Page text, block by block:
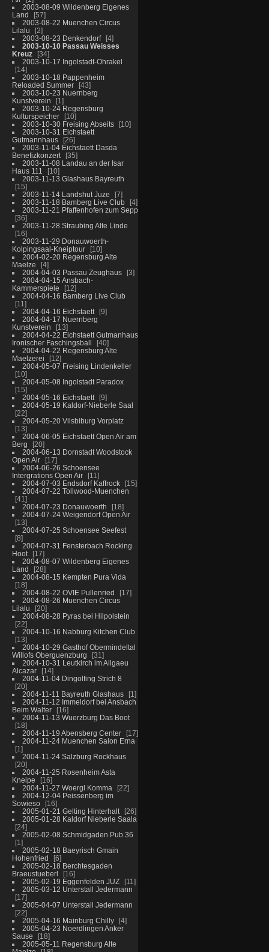
2003-08-09 Wildenberg Eigenes
Land
57
2003-08-22 Muenchen Circus
Lilalu
2
2003-08-23 Denkendorf
4
2003-10-10 Passau Weisses
Kreuz
34
2003-10-17 Ingolstadt-Ohrakel
14
2003-10-18 Pappenheim
Reloaded Summer
43
2003-10-23 Nuernberg
Kunstverein
1
2003-10-24 Regensburg
Kulturspeicher
10
2003-10-30 Freising Abseits
10
2003-10-31 Eichstaett
Gutmannhaus
26
2003-11-04 Eichstaett Dasda
Benefizkonzert
35
2003-11-08 Landau an der Isar
Haus 111
10
2003-11-13 Glashaus Bayreuth
15
2003-11-14 Landshut Juze
7
2003-11-18 Bamberg Live Club
4
2003-11-21 Pfaffenhofen zum Sepp
36
2003-11-28 Straubing Alte Linde
16
2003-11-29 Donauwoerth-
Kolpingsaal-Kneiptour
10
2004-02-20 Regensburg Alte
Maelze
4
2004-04-03 Passau Zeughaus
3
2004-04-15 Ansbach-
Kammerspiele
12
2004-04-16 Bamberg Live Club
11
2004-04-16 Eichstaett
9
2004-04-17 Nuernberg
Kunstverein
13
2004-04-22 Eichstaett Gutmanhaus
Ironischer Faschingsball
40
2004-04-22 Regensburg Alte
Maelzerei
12
2004-05-07 Freising Lindenkeller
10
2004-05-08 Ingolstadt Paradox
15
2004-05-16 Eichstaett
9
2004-05-19 Kaldorf-Nieberle Saal
22
2004-05-20 Vilsbiburg Vorplatz
13
2004-06-05 Eichstaett Open Air am
Berg
20
2004-06-13 Dornstadt Woodstock
Open Air
17
2004-06-26 Schoensee
Intergrations Open Air
11
2004-07-03 Endsdorf Kaffrock
15
2004-07-22 Tollwood-Muenchen
41
2004-07-23 Donauwoerth
18
2004-07-24 Weigendorf Open Air
13
2004-07-25 Schoensee Seefest
8
2004-07-31 Fensterbach Rocking
Hoot
17
2004-08-07 Wildenberg Eigenes
Land
28
2004-08-15 Kempten Pura Vida
18
2004-08-22 OVIE Pullenried
17
2004-08-26 Muenchen Circus
Lilalu
20
2004-08-28 Pyras bei Hilpolstein
22
2004-10-16 Nabburg Kitchen Club
13
2004-10-29 Gasthof Obermindeltal
Willofs Oberguenzburg
31
2004-10-31 Leutkirch im Allgaeu
Alcazar
14
2004-11-04 Dingolfing Strich 8
20
2004-11-11 Bayreuth Glashaus
1
2004-11-12 Immeldorf bei Ansbach
Beim Walter
16
2004-11-13 Wuerzburg Das Boot
18
2004-11-19 Abensberg Center
17
2004-11-24 Muenchen Salon Erna
1
2004-11-24 Salzburg Rockhaus
20
2004-11-25 Rosenheim Asta
Kneipe
16
2004-11-27 Woergl Komma
22
2004-12-04 Peissenberg im
Sowieso
16
2005-01-21 Gelting Hinterhalt
26
2005-01-28 Kaldorf Nieberle Saala
24
2005-02-08 Schmidgaden Pub 36
1
2005-02-18 Baeyrisch Gmain
Hohenfried
6
2005-02-18 Berchtesgaden
Braeustueberl
16
2005-02-19 Eggenfelden JUZ
11
2005-03-12 Unterstall Jedermann
17
2005-04-07 Unterstall Jedermann
22
2005-04-16 Mainburg Chilly
4
2005-04-23 Noerdlingen Anker
Sause
18
2005-05-11 Regensburg Alte